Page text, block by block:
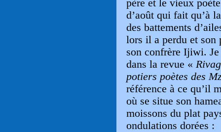
père et le vieux
d’août qui fait qu’à
des battements
lors il a perdu et
son confrère Ijiwi.
dans la revue «
potiers poètes des
référence à ce qu’il
où se situe son
moissons du plat
ondulations dorées :